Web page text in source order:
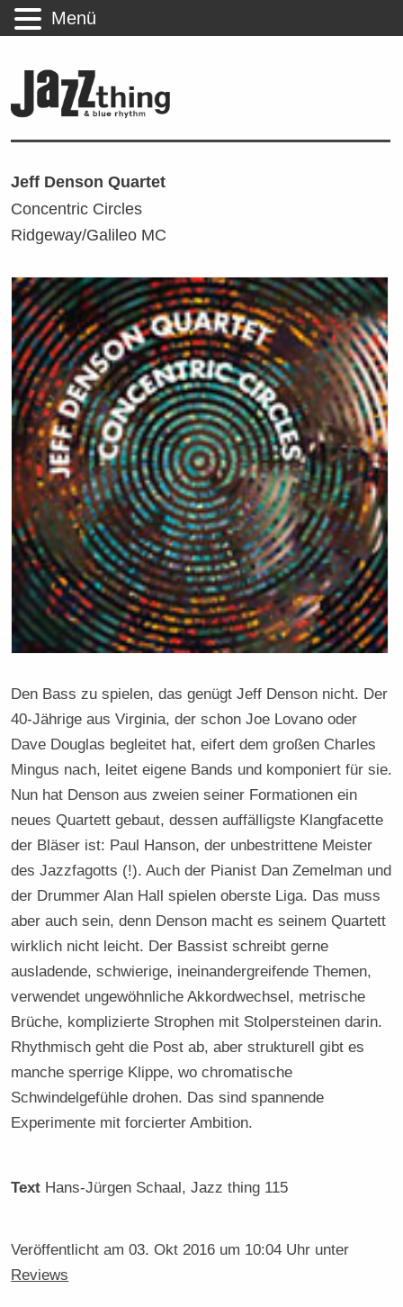
Jeff Denson Quartet
Concentric Circles
Ridgeway/Galileo MC
Den Bass zu spielen, das genügt Jeff Denson nicht. Der
40-Jährige aus Virginia, der schon Joe Lovano oder
Dave Douglas begleitet hat, eifert dem großen Charles
Mingus nach, leitet eigene Bands und komponiert für sie.
Nun hat Denson aus zweien seiner Formationen ein
neues Quartett gebaut, dessen auffälligste Klangfacette
der Bläser ist: Paul Hanson, der unbestrittene Meister
des Jazzfagotts (!). Auch der Pianist Dan Zemelman und
der Drummer Alan Hall spielen oberste Liga. Das muss
aber auch sein, denn Denson macht es seinem Quartett
wirklich nicht leicht. Der Bassist schreibt gerne
ausladende, schwierige, ineinandergreifende Themen,
verwendet ungewöhnliche Akkordwechsel, metrische
Brüche, komplizierte Strophen mit Stolpersteinen darin.
Rhythmisch geht die Post ab, aber strukturell gibt es
manche sperrige Klippe, wo chromatische
Schwindelgefühle drohen. Das sind spannende
Experimente mit forcierter Ambition.
Text Hans-Jürgen Schaal, Jazz thing 115
Veröffentlicht am03. Okt 2016 um 10:04 Uhr unter
Reviews
Menü